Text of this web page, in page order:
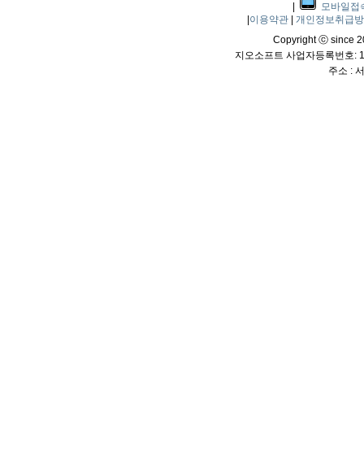
모바일접
이용약관
개인정보취급
Copyright ⓒ since
지오소프트 사업자등록번호:
주소 :